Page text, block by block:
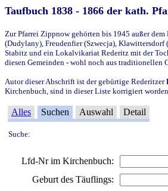
Taufbuch 1838 - 1866 der kath.
Zur Pfarrei Zippnow gehörten bis 1945 außer
(Dudylany), Freudenfier (Szwecja),
Stabitz und ein Lokalvikariat Rederitz mit der
diesen Gemeinden - wohl noch aus traditionellen
Autor dieser Abschrift ist der gebürtige Rederitzer
Kirchenbuch, sind in dieser Liste korrigiert
Alles Suchen Auswahl Detail
Suche:
Lfd-Nr im Kirchenbuch:
Geburt des Täuflings: